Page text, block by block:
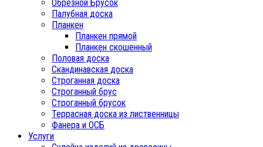
Обрезной Брусок
Палубная доска
Планкен
Планкен прямой
Планкен скошенный
Половая доска
Скандинавская доска
Строганная доска
Строганный брус
Строганный брусок
Террасная доска из лиственницы
Фанера и ОСБ
Услуги